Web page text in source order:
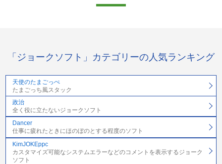
「ジョークソフト」カテゴリーの人気ランキング
天使のたまごっぺ
たまごっち風スタック
政治
全く役に立たないジョークソフト
Dancer
仕事に疲れたときにほのぼのとする程度のソフト
KimJOKEppc
カスタマイズ可能なシステムエラーなどのコメントを表示するジョーク
ソフト